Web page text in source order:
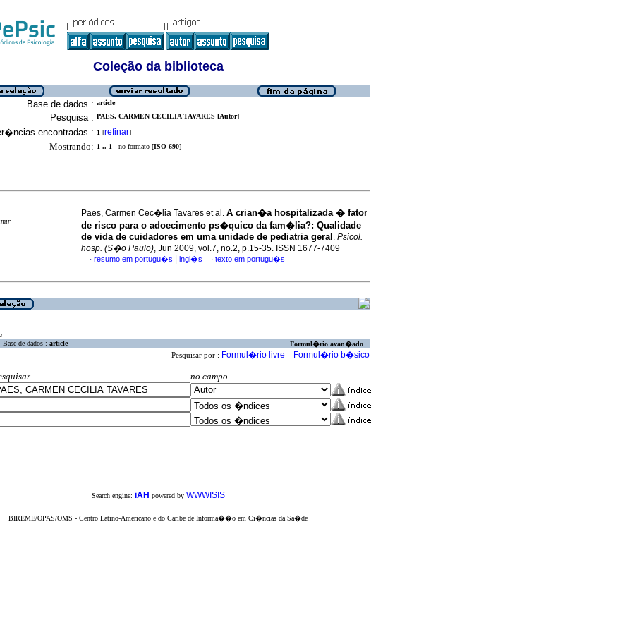
Coleção da biblioteca
Base de dados : article
Pesquisa : PAES, CARMEN CECILIA TAVARES [Autor]
encontradas : 1 [refinar]
Mostrando: 1 .. 1 no formato [ISO 690]
Paes, Carmen Cec�lia Tavares et al. A crian�a hospitalizada � fator
de risco para o adoecimento ps�quico da fam�lia?: Qualidade
de vida de cuidadores em uma unidade de pediatria geral . Psicol.
hosp. (S�o Paulo), Jun 2009, vol.7, no.2, p.15-35. ISSN 1677-7409
· resumo em portugu�s ingl�s · texto em portugu�s
Base de dados : article Formul�rio avan�ado
Pesquisar por : Formul�rio livre Formul�rio b�sico
no campo
Search engine: iAH powered by WWWISIS
BIREME/OPAS/OMS - Centro Latino-Americano e do Caribe de Informa��o em Ci�ncias da Sa�de